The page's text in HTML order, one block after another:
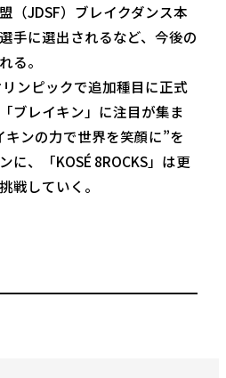
（JDSF）ブレイクダンス本
手に選出されるなど、今後の
る。
ンピックで追加種目に正式
ブレイキン」に注目が集ま
キンの力で世界を笑顔に”を
に、「KOSÉ 8ROCKS」は更
戦していく。